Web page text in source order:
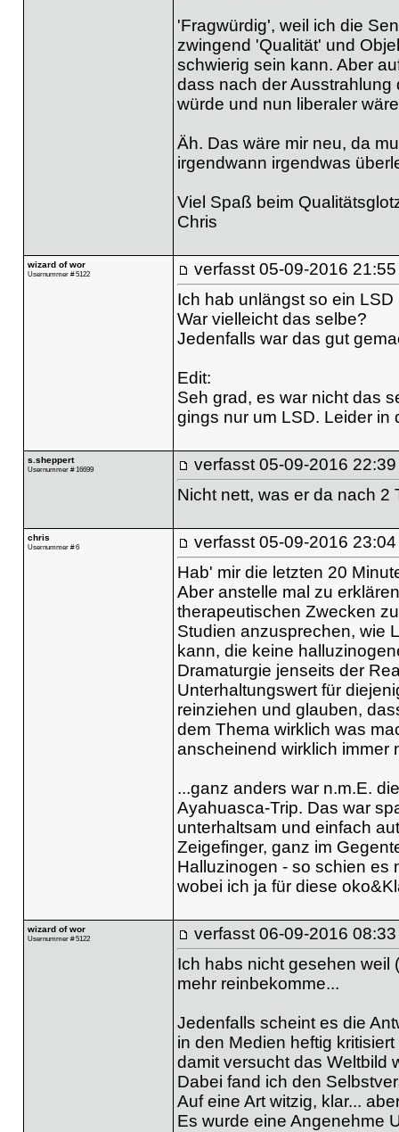
'Fragwürdig', weil ich die
zwingend 'Qualität' und
schwierig sein kann. Aber
dass nach der
würde und nun liberaler
Äh. Das wäre mir neu, da
irgendwann irgendwas
Viel Spaß beim
Chris
wizard of wor
Usernummer # 5122 verfasst 05-09-2016 21:55
Ich hab unlängst so ein
War vielleicht das selbe?
Jedenfalls war das gut
Edit:
Seh grad, es war nicht das
gings nur um LSD. Leider in
s.sheppert
Usernummer # 16699 verfasst 05-09-2016 22:39
Nicht nett, was er da nach
chris
Usernummer # 6 verfasst 05-09-2016 23:04
Hab' mir die letzten 20
Aber anstelle mal zu
therapeutischen Zwecken
Studien anzusprechen, wie
kann, die keine
Dramaturgie jenseits der
Unterhaltungswert für
reinziehen und glauben,
dem Thema wirklich was
anscheinend wirklich immer
...ganz anders war n.m.E.
Ayahuasca-Trip. Das war
unterhaltsam und einfach
Zeigefinger, ganz im
Halluzinogen - so schien es
wobei ich ja für diese
wizard of wor
Usernummer # 5122 verfasst 06-09-2016 08:33
Ich habs nicht gesehen weil
mehr reinbekomme...
Jedenfalls scheint es die
in den Medien heftig
damit versucht das Weltbild
Dabei fand ich den
Auf eine Art witzig, klar...
Es wurde eine Angenehme